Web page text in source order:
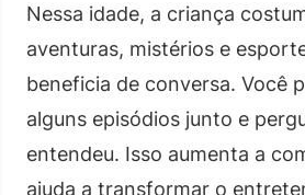
Nessa idade, a criança
aventuras, mistérios e
beneficia de conversa. Você
alguns episódios junto e
entendeu. Isso aumenta a
ajuda a transformar o